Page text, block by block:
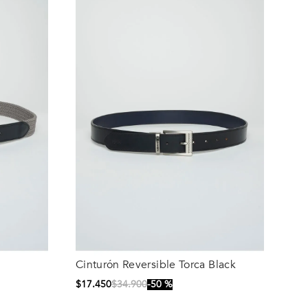
Cinturón Reversible Torca Black
$17.450$34.900 50 %
Talla
90